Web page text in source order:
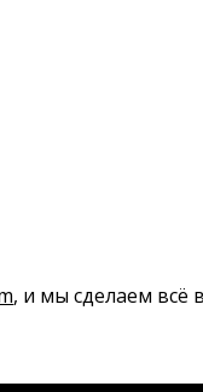
, и мы сделаем всё